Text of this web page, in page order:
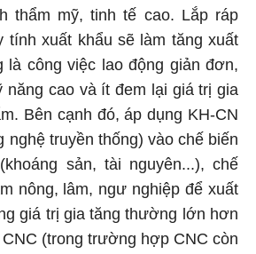
thẩm mỹ, tinh tế cao. Lắp ráp
tính xuất khẩu sẽ làm tăng xuất
là công việc lao động giản đơn,
năng cao và ít đem lại giá trị gia
Bên cạnh đó, áp dụng KH-CN
nghệ truyền thống) vào chế biến
sản, tài nguyên...), chế
nông, lâm, ngư nghiệp để xuất
giá trị gia tăng thường lớn hơn
(trong trường hợp CNC còn